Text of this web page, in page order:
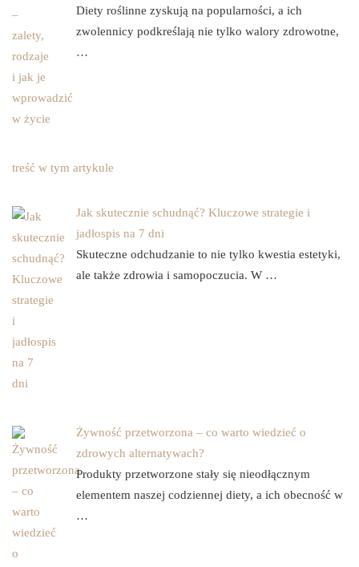
Diety roślinne zyskują na popularności, a ich
zwolennicy podkreślają nie tylko walory zdrowotne,
…
treść w tym artykule
Jak skutecznie schudnąć? Kluczowe strategie i
jadłospis na 7 dni
Skuteczne odchudzanie to nie tylko kwestia estetyki,
ale także zdrowia i samopoczucia. W …
Żywność przetworzona – co warto wiedzieć o
zdrowych alternatywach?
Produkty przetworzone stały się nieodłącznym
elementem naszej codziennej diety, a ich obecność w
…